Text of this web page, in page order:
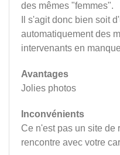
des mêmes "femmes".
Il s'agit donc bien soit
automatiquement des
intervenants en
Avantages
Jolies photos
Inconvénients
Ce n'est pas un site de
rencontre avec votre